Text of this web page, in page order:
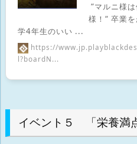
“マルニ様
様！“ 卒業
学4年生のいい ...
https://
l?boardN...
イベント５ 「栄養満